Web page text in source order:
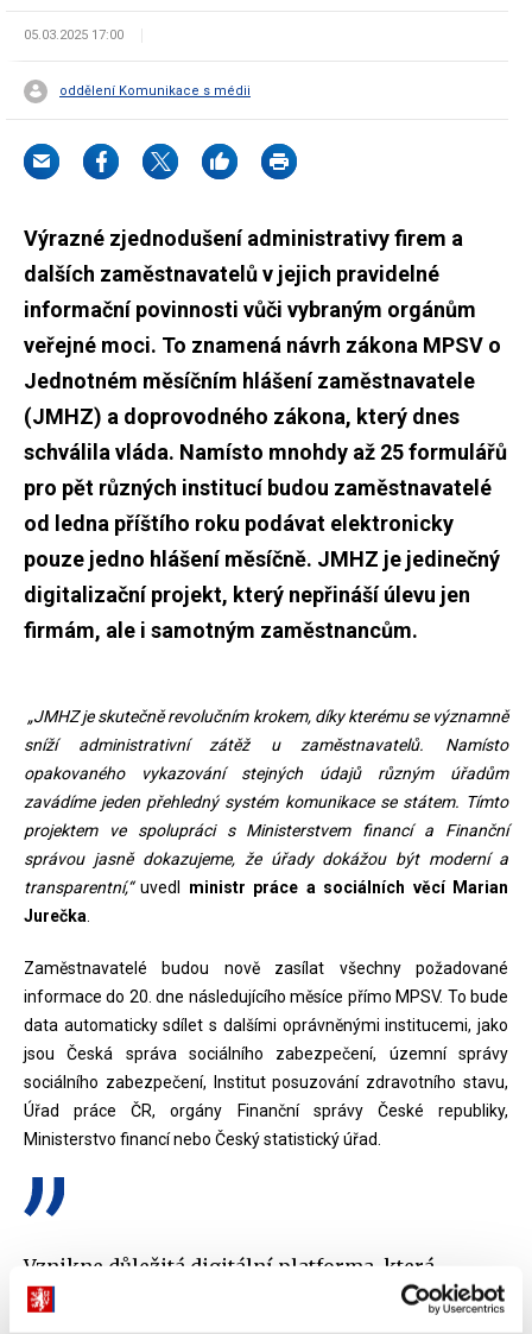
05.03.2025 17:00
oddělení Komunikace s médii
Výrazné zjednodušení administrativy firem a
dalších zaměstnavatelů v jejich pravidelné
informační povinnosti vůči vybraným orgánům
veřejné moci. To znamená návrh zákona MPSV o
Jednotném měsíčním hlášení zaměstnavatele
(JMHZ) a doprovodného zákona, který dnes
schválila vláda. Namísto mnohdy až 25 formulářů
pro pět různých institucí budou zaměstnavatelé
od ledna příštího roku podávat elektronicky
pouze jedno hlášení měsíčně. JMHZ je jedinečný
digitalizační projekt, který nepřináší úlevu jen
firmám, ale i samotným zaměstnancům.
„JMHZ je skutečně revolučním krokem, díky kterému se významně
sníží administrativní zátěž u zaměstnavatelů. Namísto
opakovaného vykazování stejných údajů různým úřadům
zavádíme jeden přehledný systém komunikace se státem. Tímto
projektem ve spolupráci s Ministerstvem financí a Finanční
správou jasně dokazujeme, že úřady dokážou být moderní a
transparentní,“uvedl ministr práce a sociálních věcí Marian
Jurečka
Zaměstnavatelé budou nově zasílat všechny požadované
informace do 20. dne následujícího měsíce přímo MPSV. To bude
data automaticky sdílet s dalšími oprávněnými institucemi, jako
jsou Česká správa sociálního zabezpečení, územní správy
sociálního zabezpečení, Institut posuzování zdravotního stavu,
Úřad práce ČR, orgány Finanční správy České republiky,
Ministerstvo financí nebo Český statistický úřad.
Vznikne důležitá digitální platforma, která
poskytne řadu nových služeb ze strany státu.